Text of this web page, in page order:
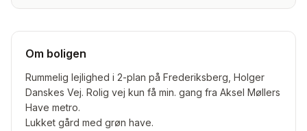
Om boligen
Rummelig lejlighed i 2-plan på Frederiksberg, Holger
Danskes Vej. Rolig vej kun få min. gang fra Aksel Møllers
Have metro.
Lukket gård med grøn have.